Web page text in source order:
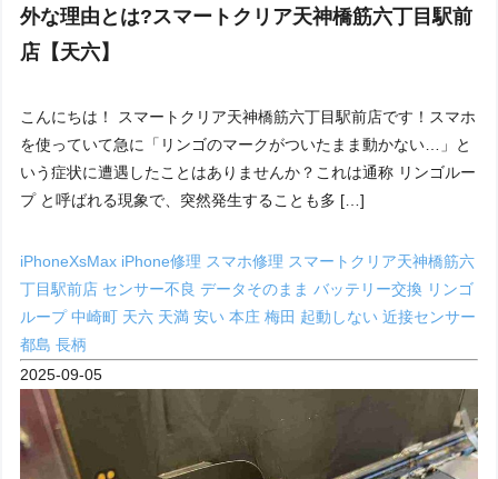
外な理由とは?スマートクリア天神橋筋六丁目駅前
店【天六】
こんにちは！ スマートクリア天神橋筋六丁目駅前店です！スマホ
を使っていて急に「リンゴのマークがついたまま動かない…」と
いう症状に遭遇したことはありませんか？これは通称 リンゴルー
プ と呼ばれる現象で、突然発生することも多 […]
iPhoneXsMax iPhone修理 スマホ修理 スマートクリア天神橋筋六
丁目駅前店 センサー不良データそのままバッテリー交換 リンゴ
ループ中崎町 天六 天満安い本庄梅田 起動しない近接センサー
都島長柄
2025-09-05